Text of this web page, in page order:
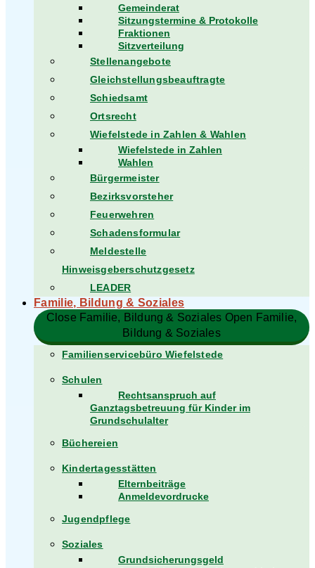
Gemeinderat
Sitzungstermine & Protokolle
Fraktionen
Sitzverteilung
Stellenangebote
Gleichstellungsbeauftragte
Schiedsamt
Ortsrecht
Wiefelstede in Zahlen & Wahlen
Wiefelstede in Zahlen
Wahlen
Bürgermeister
Bezirksvorsteher
Feuerwehren
Schadensformular
Meldestelle
Hinweisgeberschutzgesetz
LEADER
Familie, Bildung & Soziales
Close Familie, Bildung & Soziales Open Familie,
Bildung & Soziales
Familienservicebüro Wiefelstede
Schulen
Rechtsanspruch auf
Ganztagsbetreuung für Kinder im
Grundschulalter
Büchereien
Kindertagesstätten
Elternbeiträge
Anmeldevordrucke
Jugendpflege
Soziales
Grundsicherungsgeld